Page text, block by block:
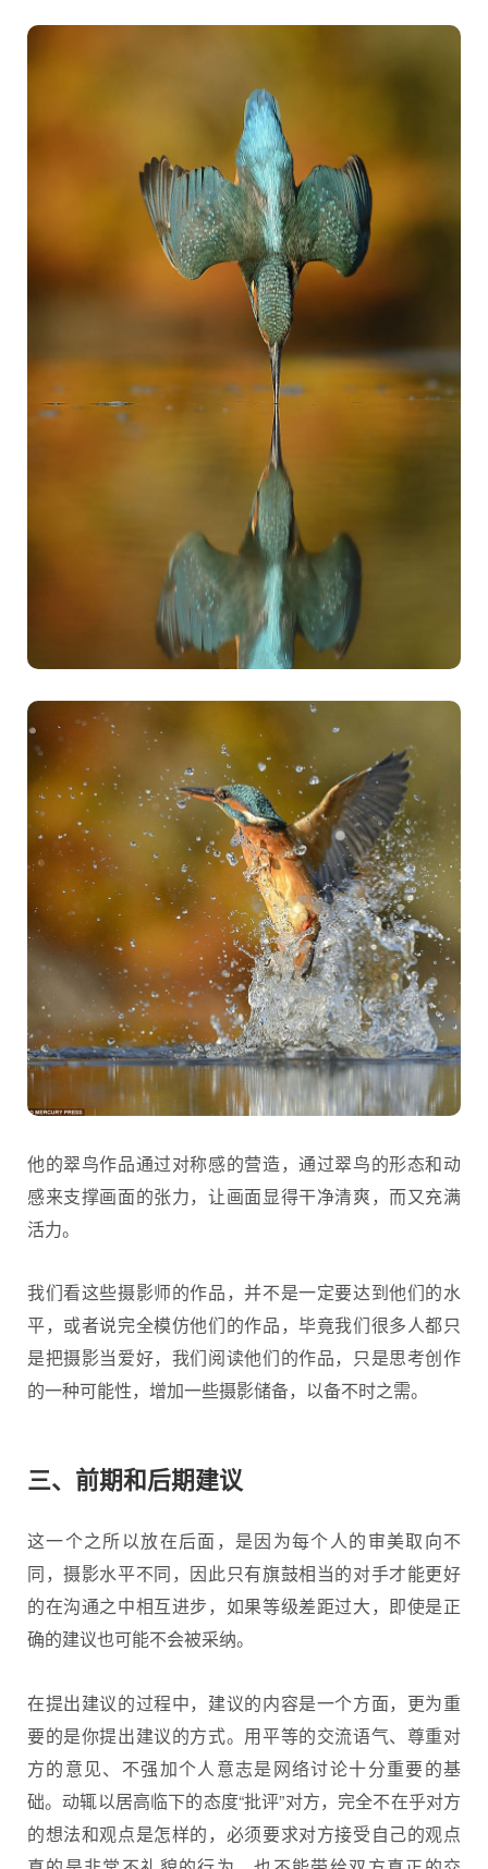
他的翠鸟作品通过对称感的营造，通过翠鸟的形态和动
感来支撑画面的张力，让画面显得干净清爽，而又充满
活力。
我们看这些摄影师的作品，并不是一定要达到他们的水
平，或者说完全模仿他们的作品，毕竟我们很多人都只
是把摄影当爱好，我们阅读他们的作品，只是思考创作
的一种可能性，增加一些摄影储备，以备不时之需。
三、前期和后期建议
这一个之所以放在后面，是因为每个人的审美取向不
同，摄影水平不同，因此只有旗鼓相当的对手才能更好
的在沟通之中相互进步，如果等级差距过大，即使是正
确的建议也可能不会被采纳。
在提出建议的过程中，建议的内容是一个方面，更为重
要的是你提出建议的方式。用平等的交流语气、尊重对
方的意见、不强加个人意志是网络讨论十分重要的基
础。动辄以居高临下的态度“批评”对方，完全不在乎对方
的想法和观点是怎样的，必须要求对方接受自己的观点